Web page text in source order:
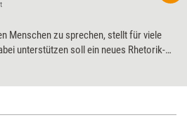
Menschen zu sprechen, stellt für viele
unterstützen soll ein neues Rhetorik-